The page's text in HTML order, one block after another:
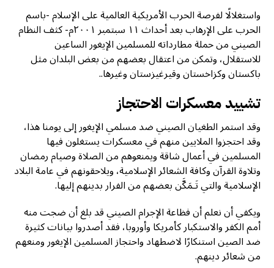
واستغلالًا لفرصة الحرب الأمريكية العالمية على الإسلام -باسم
الحرب على الإرهاب بعد أحداث ١١ سبتمبر ٢٠٠١م- كثف النظام
الصيني من حملة مطارداته للمسلمين الإيغور الساعين
للاستقلال، وتمكن من اعتقال بعضهم من بعض البلدان مثل
باكستان وكزاخستان وقيرغيزستان وغيرها..
تشييد معسكرات الاحتجاز
وقد استمر الطغيان الصيني ضد مسلمي الإيغور إلى يومنا هذا،
وقد احتجزوا الملايين منهم في معسكرات يستغلون فيها
المسلمين في أعمال شاقة ويمنعوهم من الصلاة وصيام رمضان
وتلاوة القرآن وكافة الشعائر الإسلامية، ويلاحقونهم في عامة البلاد
الإسلامية والتي تَـمَكَّن بعضهم من الفرار بدينهم إليها.
ويكفي أن نعلم أن فظاعة الإجرام الصيني قد بلغ أن ضجت منه
أمم الكفر والاستكبار كأمريكا وأوروبا، فقد أصدروا بيانات كثيرة
ضد الصين استنكارًا لاضطهاد واحتجاز المسلمين الإيغور ومنعهم
من شعائر دينهم.